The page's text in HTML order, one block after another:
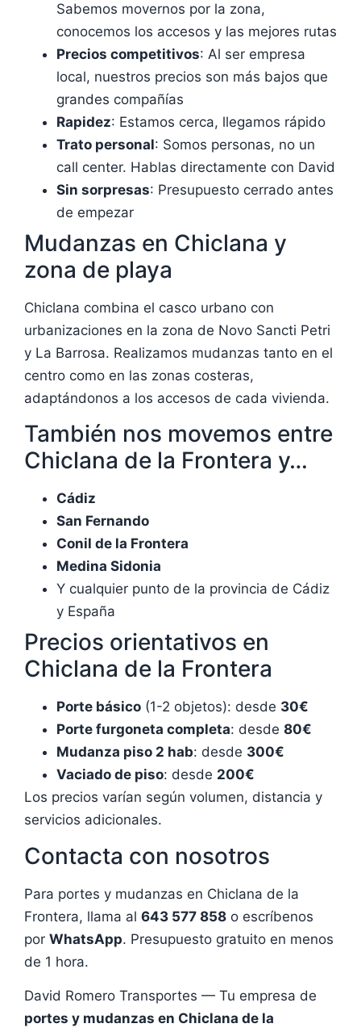
Sabemos movernos por la zona,
conocemos los accesos y las mejores rutas
Precios competitivos: Al ser empresa
local, nuestros precios son más bajos que
grandes compañías
Rapidez: Estamos cerca, llegamos rápido
Trato personal: Somos personas, no un
call center. Hablas directamente con David
Sin sorpresas: Presupuesto cerrado antes
de empezar
Mudanzas en Chiclana y
zona de playa
Chiclana combina el casco urbano con
urbanizaciones en la zona de Novo Sancti Petri
y La Barrosa. Realizamos mudanzas tanto en el
centro como en las zonas costeras,
adaptándonos a los accesos de cada vivienda.
También nos movemos entre
Chiclana de la Frontera y…
Cádiz
San Fernando
Conil de la Frontera
Medina Sidonia
Y cualquier punto de la provincia de Cádiz
y España
Precios orientativos en
Chiclana de la Frontera
Porte básico (1-2 objetos): desde 30€
Porte furgoneta completa: desde 80€
Mudanza piso 2 hab: desde 300€
Vaciado de piso: desde 200€
Los precios varían según volumen, distancia y
servicios adicionales.
Contacta con nosotros
Para portes y mudanzas en Chiclana de la
Frontera, llama al 643 577 858 o escríbenos
por WhatsApp. Presupuesto gratuito en menos
de 1 hora.
David Romero Transportes — Tu empresa de
portes y mudanzas en Chiclana de la